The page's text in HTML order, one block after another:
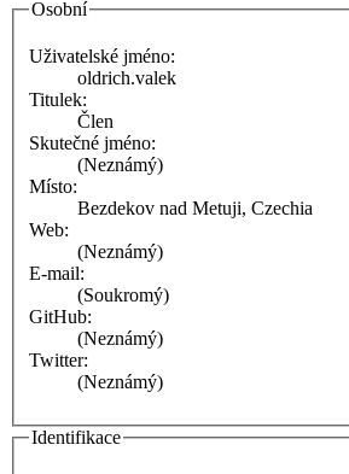
Osobní
Uživatelské jméno:
oldrich.valek
Titulek:
Člen
Skutečné jméno:
(Neznámý)
Místo:
Bezdekov nad Metuji, Czechia
Web:
(Neznámý)
E-mail:
(Soukromý)
GitHub:
(Neznámý)
Twitter:
(Neznámý)
Identifikace